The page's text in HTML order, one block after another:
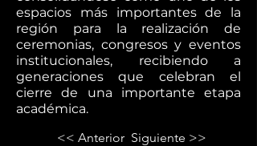
espacios más importantes de la
región para la realización de
ceremonias, congresos y eventos
institucionales, recibiendo a
generaciones que celebran el
cierre de una importante etapa
académica.
<< Anterior Siguiente >>